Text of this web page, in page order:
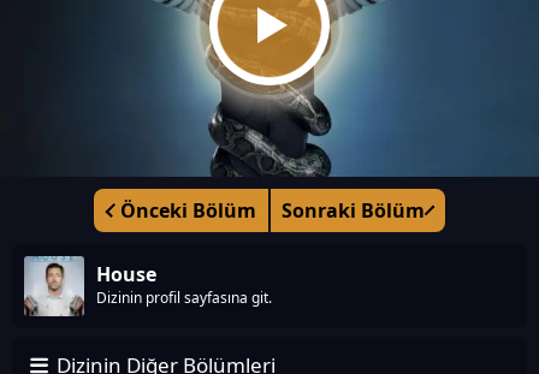
Önceki Bölüm Sonraki Bölüm
House
Dizinin profil sayfasına git.
Dizinin Diğer Bölümleri